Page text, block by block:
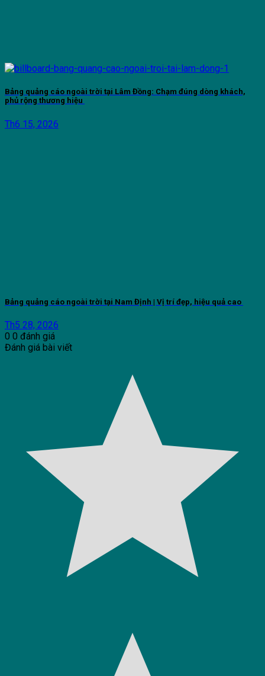
Bảng quảng cáo ngoài trời tại Lâm Đồng: Chạm đúng dòng khách,
phủ rộng thương hiệu
Th6 15, 2026
Bảng quảng cáo ngoài trời tại Nam Định | Vị trí đẹp, hiệu quả cao
Th5 28, 2026
0 0 đánh giá
Đánh giá bài viết